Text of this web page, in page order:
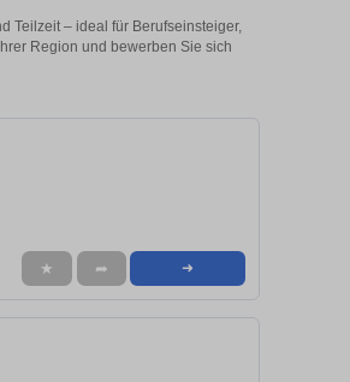
Teilzeit – ideal für Berufseinsteiger,
Region und bewerben Sie sich
★ ➦ ➜